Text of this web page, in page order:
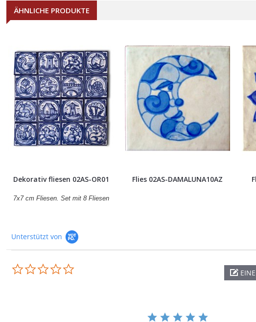
ÄHNLICHE PRODUKTE
Dekorativ fliesen 02AS-OR01
7x7 cm Fliesen. Set mit 8 Fliesen
Flies 02AS-DAMALUNA10AZ
Unterstützt von